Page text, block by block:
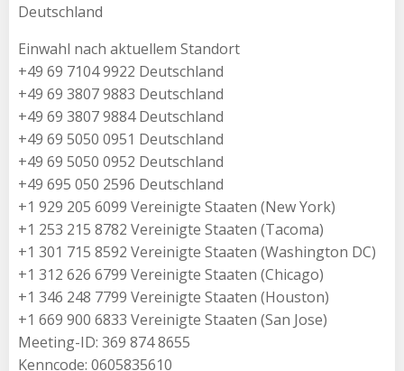
Deutschland
Einwahl nach aktuellem Standort
+49 69 7104 9922 Deutschland
+49 69 3807 9883 Deutschland
+49 69 3807 9884 Deutschland
+49 69 5050 0951 Deutschland
+49 69 5050 0952 Deutschland
+49 695 050 2596 Deutschland
+1 929 205 6099 Vereinigte Staaten (New York)
+1 253 215 8782 Vereinigte Staaten (Tacoma)
+1 301 715 8592 Vereinigte Staaten (Washington DC)
+1 312 626 6799 Vereinigte Staaten (Chicago)
+1 346 248 7799 Vereinigte Staaten (Houston)
+1 669 900 6833 Vereinigte Staaten (San Jose)
Meeting-ID: 369 874 8655
Kenncode: 0605835610